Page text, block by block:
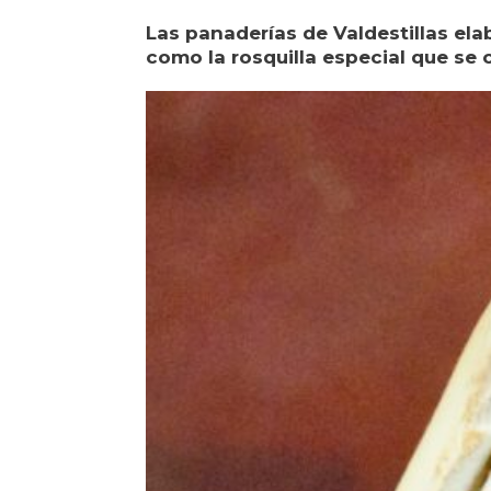
Las panaderías de Valdestillas
como la rosquilla especial que se